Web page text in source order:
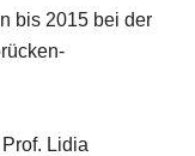
bis 2015 bei der
Lidia